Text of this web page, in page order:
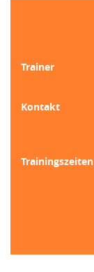
Trainer
Kontakt
Trainingszeiten